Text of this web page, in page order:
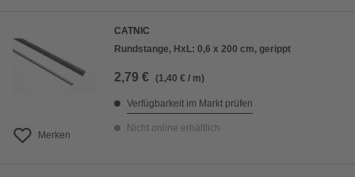
Merken
CATNIC
Rundstange, HxL: 0,6 x 200 cm, gerippt
2,79 € (1,40 € / m)
Verfügbarkeit im Markt prüfen
Nicht online erhältlich